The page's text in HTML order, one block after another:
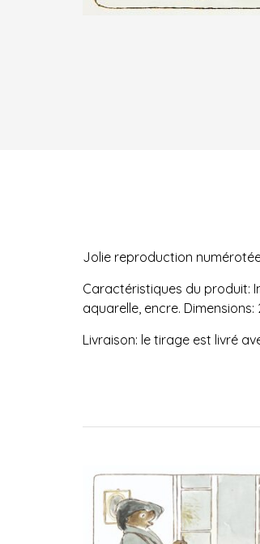
Jolie reproduction
Caractéristiques du produit:
aquarelle, encre. Dimensions:
Livraison: le tirage est livré